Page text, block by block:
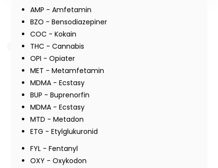
AMP - Amfetamin
BZO - Bensodiazepiner
COC - Kokain
THC - Cannabis
OPI - Opiater
MET - Metamfetamin
MDMA - Ecstasy
BUP - Buprenorfin
MDMA - Ecstasy
MTD - Metadon
ETG - Etylglukuronid
FYL - Fentanyl
OXY - Oxykodon